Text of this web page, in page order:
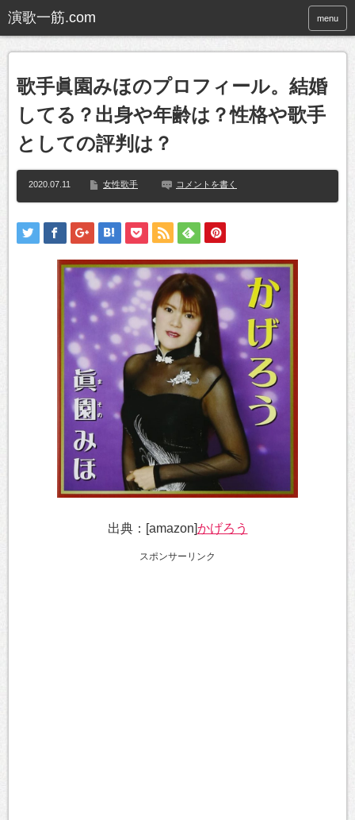
menu
歌手眞園みほのプロフィール。結婚
してる？出身や年齢は？性格や歌手
としての評判は？
2020.07.11 女性歌手 コメントを書く
出典：[amazon]かげろう
スポンサーリンク